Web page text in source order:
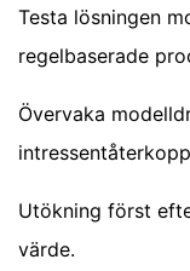
Testa lösningen
regelbaserade
Övervaka
Utökning först
värde.